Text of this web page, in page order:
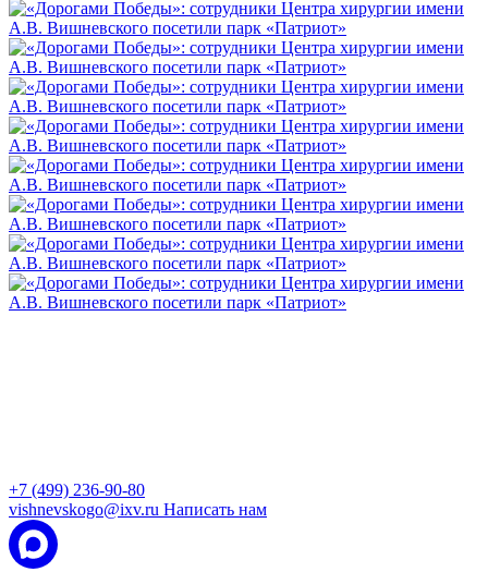
+7 (499) 236-90-80
vishnevskogo@ixv.ru Написать нам